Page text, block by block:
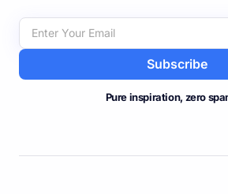
Subscribe
Pure inspiration, zero